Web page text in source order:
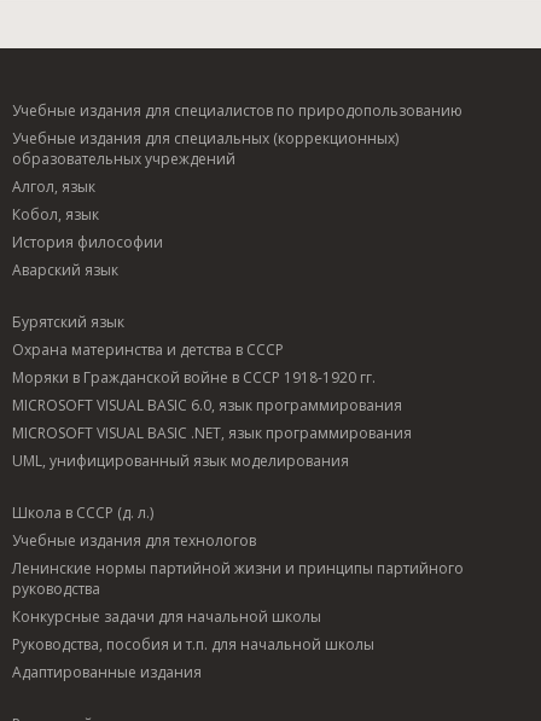
Учебные издания для специалистов по природопользованию
Учебные издания для специальных (коррекционных)
образовательных учреждений
Алгол, язык
Кобол, язык
История философии
Аварский язык
Бурятский язык
Охрана материнства и детства в СССР
Моряки в Гражданской войне в СССР 1918-1920 гг.
MICROSOFT VISUAL BASIC 6.0, язык программирования
MICROSOFT VISUAL BASIC .NET, язык программирования
UML, унифицированный язык моделирования
Школа в СССР (д. л.)
Учебные издания для технологов
Ленинские нормы партийной жизни и принципы партийного
руководства
Конкурсные задачи для начальной школы
Руководства, пособия и т.п. для начальной школы
Адаптированные издания